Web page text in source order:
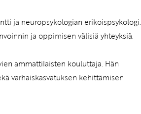
ja neuropsykologian erikoispsykologi.
ja oppimisen välisiä yhteyksiä.
ammattilaisten kouluttaja. Hän
varhaiskasvatuksen kehittämisen